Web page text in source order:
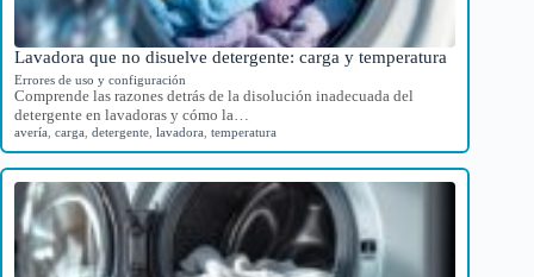
Lavadora que no disuelve detergente: carga y temperatura
Errores de uso y configuración
Comprende las razones detrás de la disolución inadecuada del
detergente en lavadoras y cómo la…
avería carga detergente lavadora temperatura